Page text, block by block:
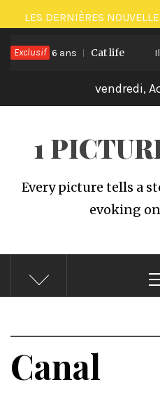
Passer
au
contenu
LES DERNIÈRES
Exclusif
Il y a 6 ans Cat life Il
vendredi,
1
Every picture tells a
evoking
Canal